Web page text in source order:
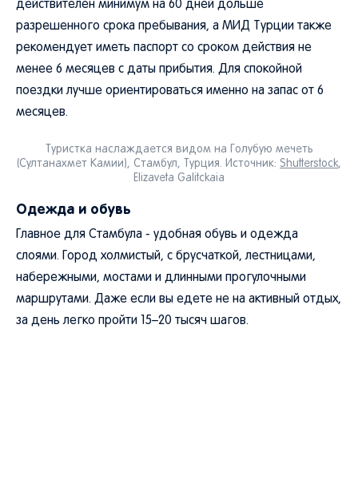
действителен минимум на 60 дней дольше
разрешенного срока пребывания, а МИД Турции также
рекомендует иметь паспорт со сроком действия не
менее 6 месяцев с даты прибытия. Для спокойной
поездки лучше ориентироваться именно на запас от 6
месяцев.
Туристка наслаждается видом на Голубую мечеть
(Султанахмет Камии), Стамбул, Турция. Источник: Shutterstock,
Elizaveta Galitckaia
Одежда и обувь
Главное для Стамбула - удобная обувь и одежда
слоями. Город холмистый, с брусчаткой, лестницами,
набережными, мостами и длинными прогулочными
маршрутами. Даже если вы едете не на активный отдых,
за день легко пройти 15–20 тысяч шагов.